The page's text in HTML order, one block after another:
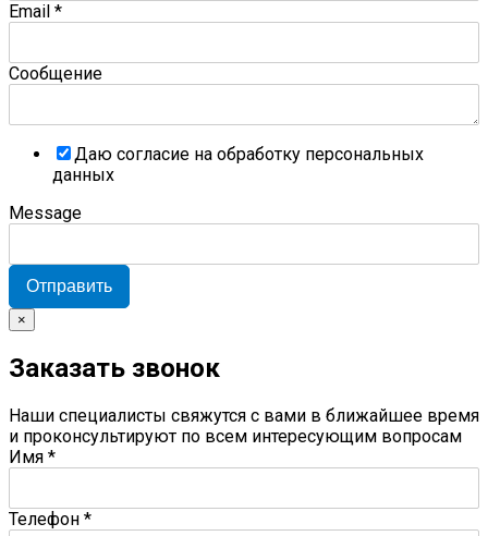
Email *
Сообщение
Даю согласие на обработку персональных
данных
Message
Отправить
×
Заказать звонок
Наши специалисты свяжутся с вами в ближайшее время
и проконсультируют по всем интересующим вопросам
Имя *
Телефон *